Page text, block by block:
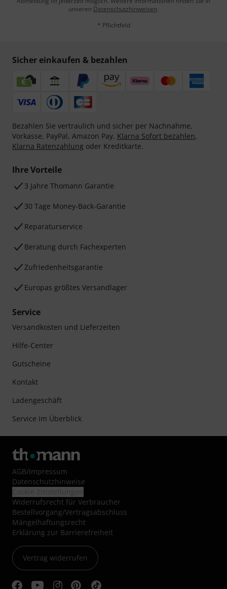
unseren Datenschutzhinweisen.
* Pflichtfeld
Sicher einkaufen & bezahlen
Bezahlen Sie vertraulich und sicher per Nachnahme,
Vorkasse, PayPal, Amazon Pay, Klarna Sofort bezahlen,
Klarna Ratenzahlung oder Kreditkarte.
Ihre Vorteile
3 Jahre Thomann Garantie
30 Tage Money-Back-Garantie
Reparaturservice
Beratung durch Fachexperten
Zufriedenheitsgarantie
Europas größtes Versandlager
Service
Versandkosten und Lieferzeiten
Hilfe-Center
Gutscheine
Kontakt
Ladengeschäft
Service im Überblick
AGB/Impressum
Datenschutzhinweise
Widerrufsrecht für Verbraucher
Bestellvorgang/Vertragsabschluss
Mängelhaftungsrecht
Erklärung zur Barrierefreiheit
Vertrag widerrufen